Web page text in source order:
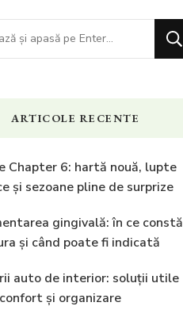
ARTICOLE RECENTE
Chapter 6: hartă nouă, lupte
și sezoane pline de surprize
gingivală: în ce constă
și când poate fi indicată
auto de interior: soluții utile
și organizare